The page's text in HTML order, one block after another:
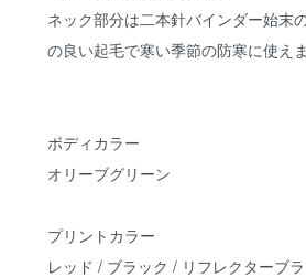
ネック部分は二本針バインダー始末
の良い起毛で寒い季節の防寒に使えま
ボディカラー
オリーブグリーン
プリントカラー
レッド / ブラック / リフレクターブ